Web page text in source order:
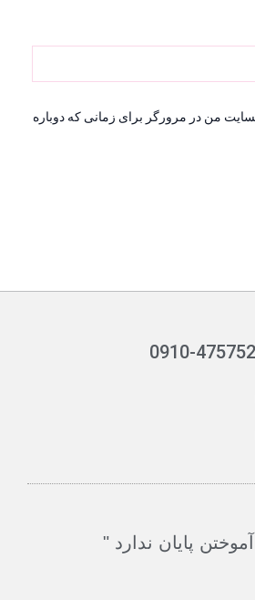
من در مرورگر برای زمانی که دوباره
0910-
پایان ندارد "